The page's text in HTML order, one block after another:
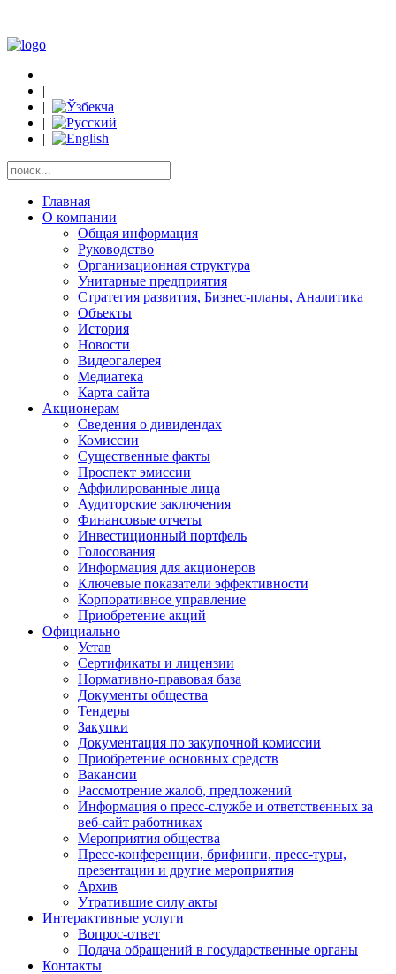
|
|
|
|
Главная
О компании
Общая информация
Руководство
Организационная структура
Унитарные предприятия
Стратегия развития, Бизнес-планы, Аналитика
Объекты
История
Новости
Видеогалерея
Медиатека
Карта сайта
Акционерам
Сведения о дивидендах
Комиссии
Существенные факты
Проспект эмиссии
Аффилированные лица
Аудиторские заключения
Финансовые отчеты
Инвестиционный портфель
Голосования
Информация для акционеров
Ключевые показатели эффективности
Корпоративное управление
Приобретение акций
Официально
Устав
Сертификаты и лицензии
Нормативно-правовая база
Документы общества
Тендеры
Закупки
Документация по закупочной комиссии
Приобретение основных средств
Вакансии
Рассмотрение жалоб, предложений
Информация о пресс-службе и ответственных за
веб-сайт работниках
Мероприятия общества
Пресс-конференции, брифинги, пресс-туры,
презентации и другие мероприятия
Архив
Утратившие силу акты
Интерактивные услуги
Вопрос-ответ
Подача обращений в государственные органы
Контакты